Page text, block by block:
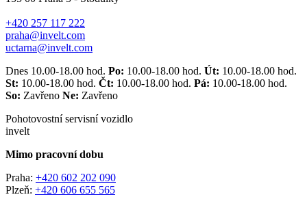
+420 257 117 222
praha@invelt.com
uctarna@invelt.com
Dnes 10.00-18.00 hod. Po: 10.00-18.00 hod. Út: 10.00-18.00 hod.
St: 10.00-18.00 hod. Čt: 10.00-18.00 hod. Pá: 10.00-18.00 hod.
So: Zavřeno Ne: Zavřeno
Pohotovostní servisní vozidlo
invelt
Mimo pracovní dobu
Praha: +420 602 202 090
Plzeň: +420 606 655 565